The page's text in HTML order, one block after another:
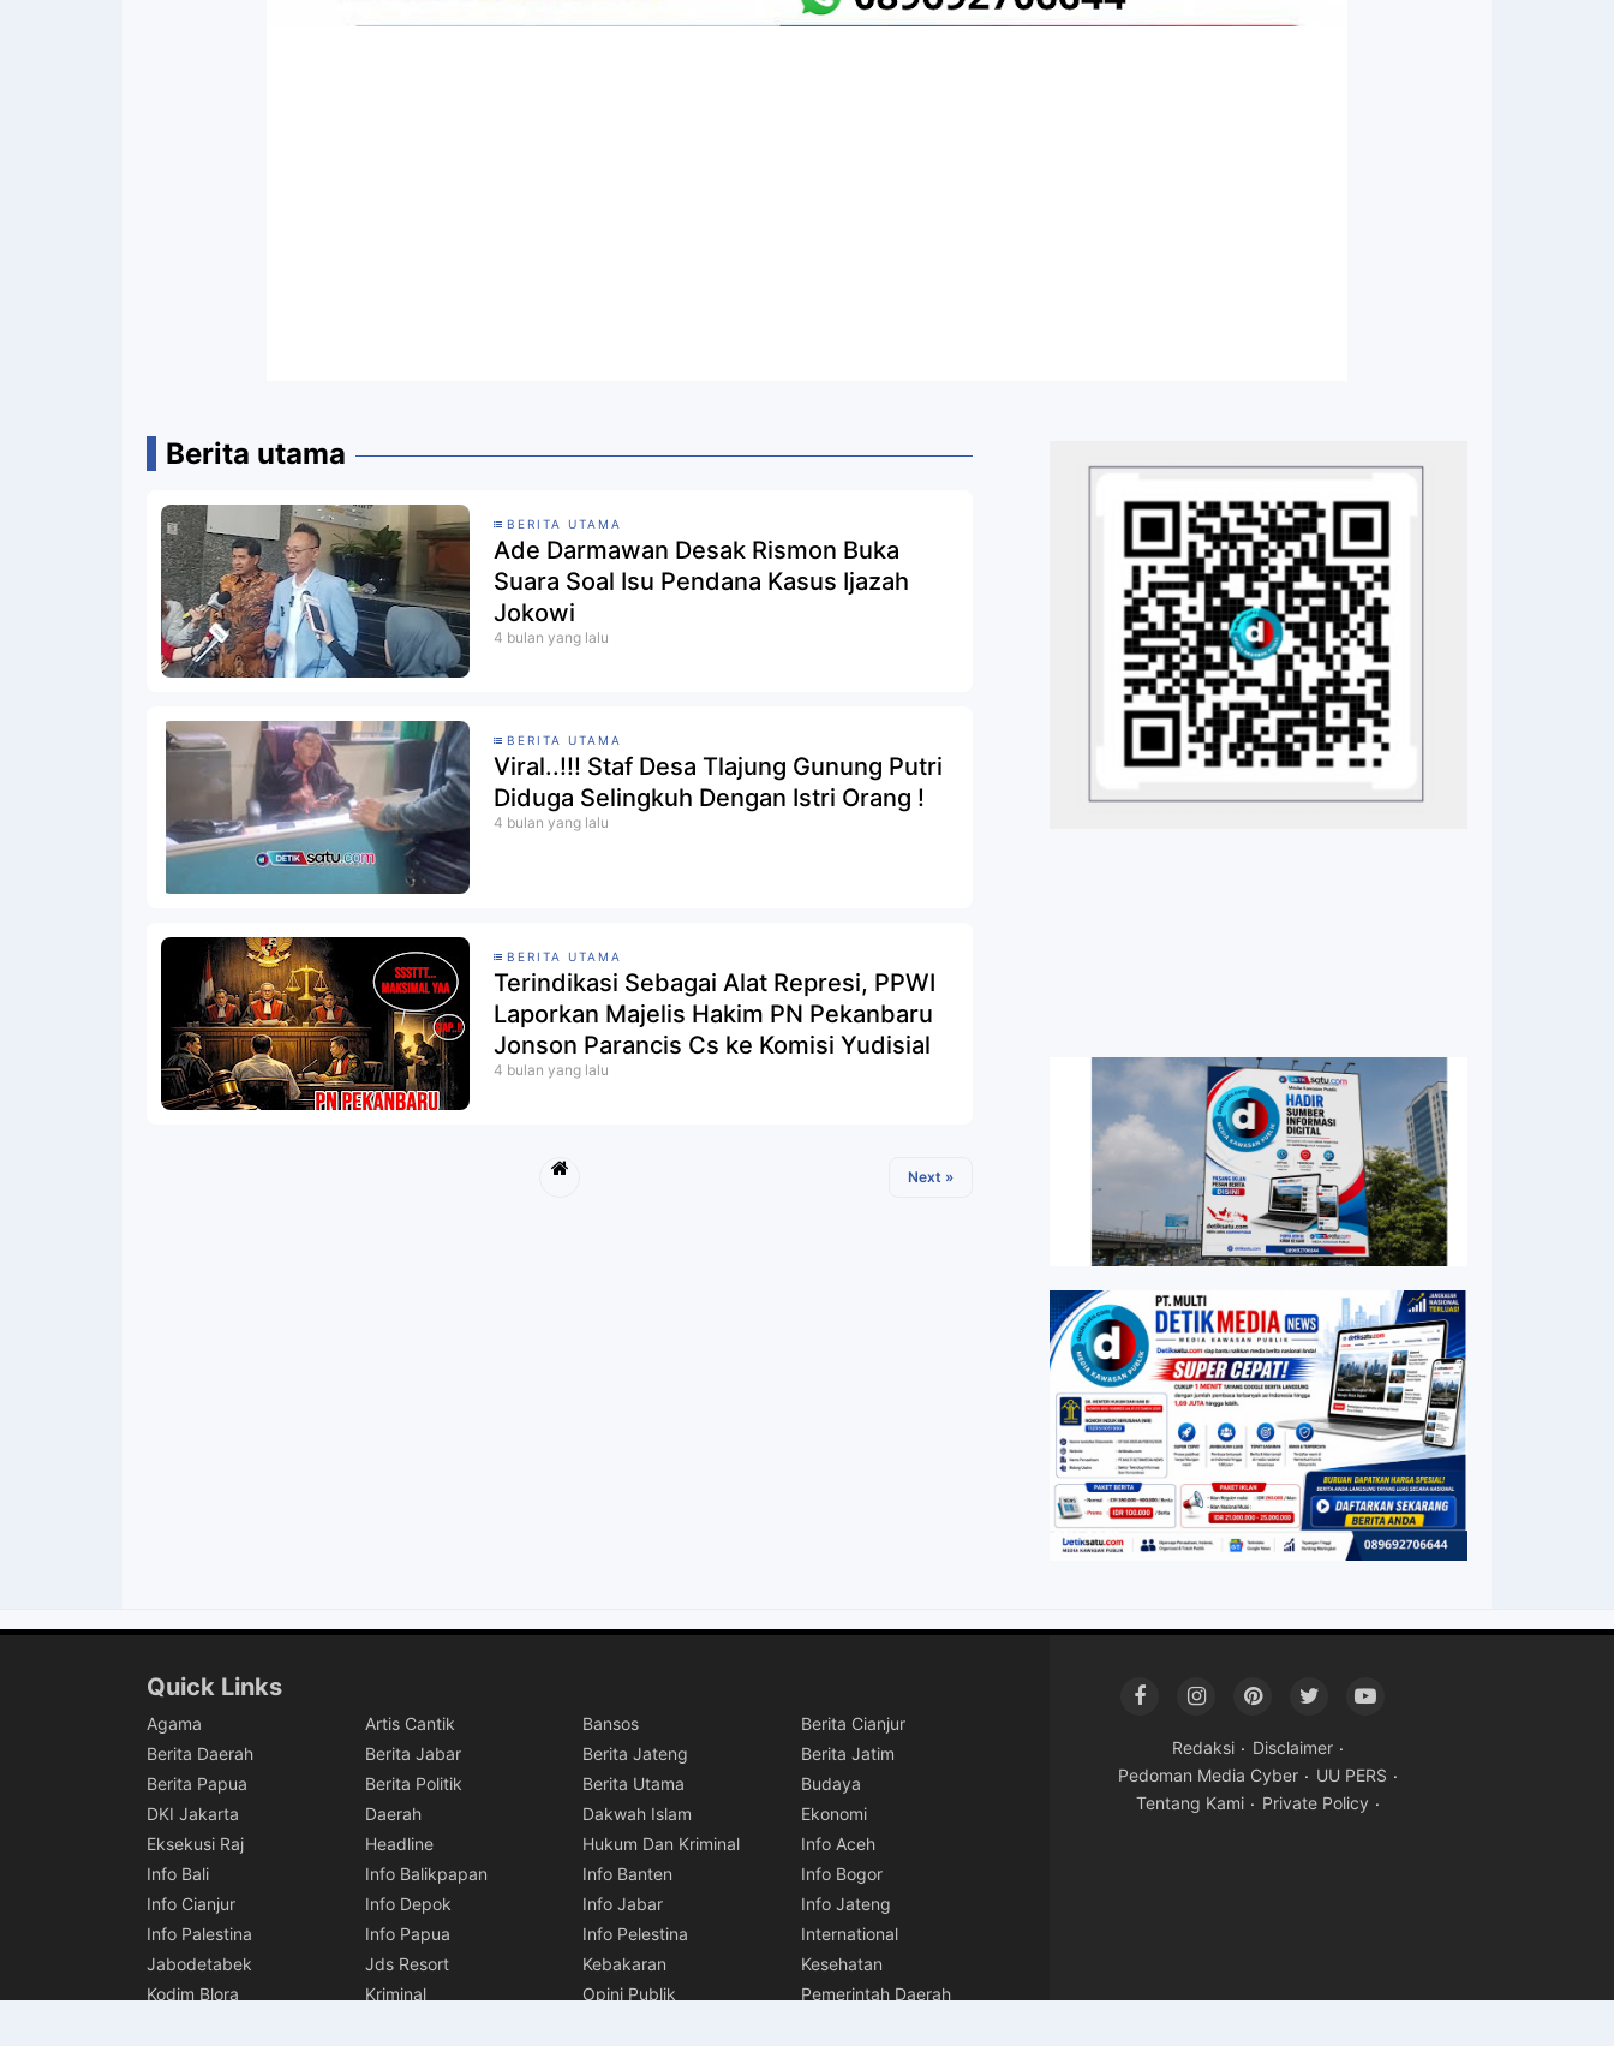
Berita utama
BERITA UTAMA
Ade Darmawan Desak Rismon Buka
Suara Soal Isu Pendana Kasus Ijazah
Jokowi
4 bulan yang lalu
BERITA UTAMA
Viral..!!! Staf Desa Tlajung Gunung Putri
Diduga Selingkuh Dengan Istri Orang !
4 bulan yang lalu
BERITA UTAMA
Terindikasi Sebagai Alat Represi, PPWI
Laporkan Majelis Hakim PN Pekanbaru
Jonson Parancis Cs ke Komisi Yudisial
4 bulan yang lalu
Next »
Quick Links
Agama Artis Cantik Bansos
Berita Cianjur
Berita Daerah
Berita Jabar Berita Jateng
Berita Jatim
Berita Papua
Berita Politik Berita Utama
Budaya
DKI Jakarta
Daerah Dakwah Islam
Ekonomi
Eksekusi Raj
Headline Hukum Dan Kriminal
Info Aceh
Info Bali
Info Balikpapan Info Banten
Info Bogor
Info Cianjur
Info Depok Info Jabar
Info Jateng
Info Palestina
Info Papua Info Pelestina
International
Jabodetabek
Jds Resort Kebakaran
Kesehatan
Kodim Blora
Kriminal Opini Publik
Pemerintah Daerah
Redaksi
Disclaimer
Pedoman Media Cyber
UU PERS
Tentang Kami
Private Policy